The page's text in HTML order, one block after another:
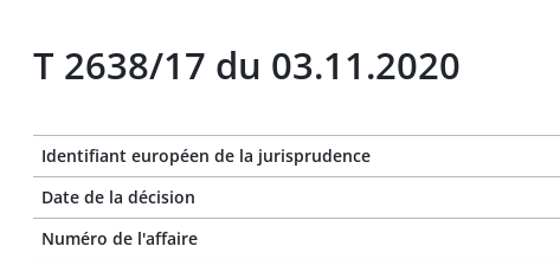
T 2638/17 du 03.11.2020
Identifiant européen de la jurisprudence
Date de la décision
Numéro de l'affaire